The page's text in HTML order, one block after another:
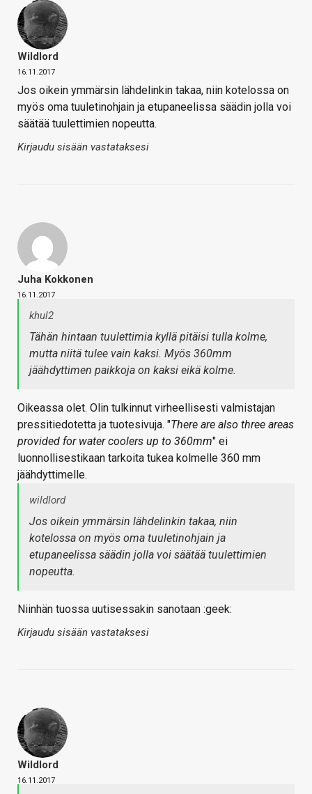
Wildlord
16.11.2017
Jos oikein ymmärsin lähdelinkin takaa, niin kotelossa on
myös oma tuuletinohjain ja etupaneelissa säädin jolla voi
säätää tuulettimien nopeutta.
Kirjaudu sisään vastataksesi
Juha Kokkonen
16.11.2017
khul2
Tähän hintaan tuulettimia kyllä pitäisi tulla kolme,
mutta niitä tulee vain kaksi. Myös 360mm
jäähdyttimen paikkoja on kaksi eikä kolme.
Oikeassa olet. Olin tulkinnut virheellisesti valmistajan
pressitiedotetta ja tuotesivuja. "There are also three areas
provided for water coolers up to 360mm" ei
luonnollisestikaan tarkoita tukea kolmelle 360 mm
jäähdyttimelle.
wildlord
Jos oikein ymmärsin lähdelinkin takaa, niin
kotelossa on myös oma tuuletinohjain ja
etupaneelissa säädin jolla voi säätää tuulettimien
nopeutta.
Niinhän tuossa uutisessakin sanotaan :geek:
Kirjaudu sisään vastataksesi
Wildlord
16.11.2017